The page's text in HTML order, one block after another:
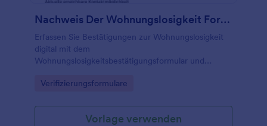
Nachweis Der Wohnungslosigkeit Formular
Erfassen Sie Bestätigungen zur Wohnungslosigkeit
digital mit dem
Wohnungslosigkeitsbestätigungsformular und
Beratungsstellen, Unterkünfte und kommunale
Go to Category:
Verifizierungsformulare
Vorlage verwenden